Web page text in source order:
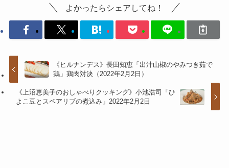
よかったらシェアしてね！
《ヒルナンデス》長田知恵「出汁山椒のやみつき茹で
鶏」鶏肉対決（2022年2月2日）
《上沼恵美子のおしゃべりクッキング》小池浩司「ひ
よこ豆とスペアリブの煮込み」2022年2月2日